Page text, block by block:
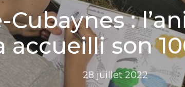
:
accueilli son
28 juillet 2022